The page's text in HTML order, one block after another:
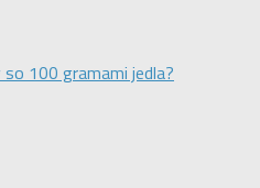
100 gramami jedla?